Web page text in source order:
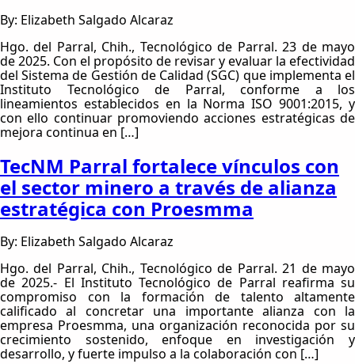
By: Elizabeth Salgado Alcaraz
Hgo. del Parral, Chih., Tecnológico de Parral. 23 de mayo
de 2025. Con el propósito de revisar y evaluar la efectividad
del Sistema de Gestión de Calidad (SGC) que implementa el
Instituto Tecnológico de Parral, conforme a los
lineamientos establecidos en la Norma ISO 9001:2015, y
con ello continuar promoviendo acciones estratégicas de
mejora continua en […]
TecNM Parral fortalece vínculos con
el sector minero a través de alianza
estratégica con Proesmma
By: Elizabeth Salgado Alcaraz
Hgo. del Parral, Chih., Tecnológico de Parral. 21 de mayo
de 2025.- El Instituto Tecnológico de Parral reafirma su
compromiso con la formación de talento altamente
calificado al concretar una importante alianza con la
empresa Proesmma, una organización reconocida por su
crecimiento sostenido, enfoque en investigación y
desarrollo, y fuerte impulso a la colaboración con […]